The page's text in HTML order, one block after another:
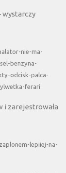
wystarczy
nie-ma-
benzyna-
odcisk-palca-
ferari
i zarejestrowała
lepiiej-na-